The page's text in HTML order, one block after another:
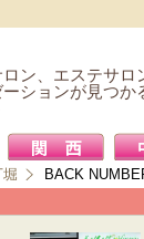
ン、エステサロ
ションが見つか
BACK